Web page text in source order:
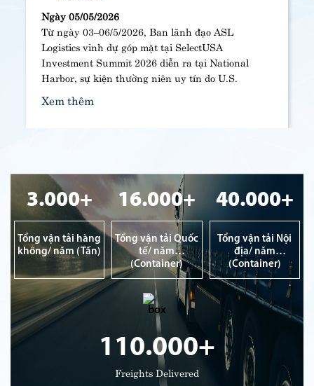
Ngày 05/05/2026
Từ ngày 03–06/5/2026, Ban lãnh đạo ASL
Logistics vinh dự góp mặt tại SelectUSA
Investment Summit 2026 diễn ra tại National
Harbor, sự kiện thường niên uy tín do U.S.
5.500 đại biểu từ hơn 100 quốc gia, nhằm thúc
Xem thêm
3.000+
Tổng vận tải hàng
không/ năm (Tấn)
16.000+
Tổng vận tải Quốc
tế/ năm
(Container)
40.000+
Tổng vận tải Nội
địa/ năm
(Container)
110.000+
Freights Delivered